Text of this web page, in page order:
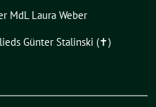
MdL Laura Weber
Günter Stalinski (✝︎)